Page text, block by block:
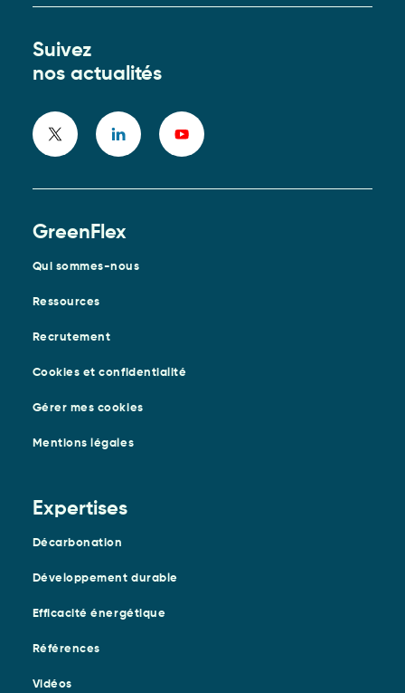
Suivez
nos actualités
GreenFlex
Qui sommes-nous
Ressources
Recrutement
Cookies et confidentialité
Gérer mes cookies
Mentions légales
Expertises
Décarbonation
Développement durable
Efficacité énergétique
Références
Vidéos